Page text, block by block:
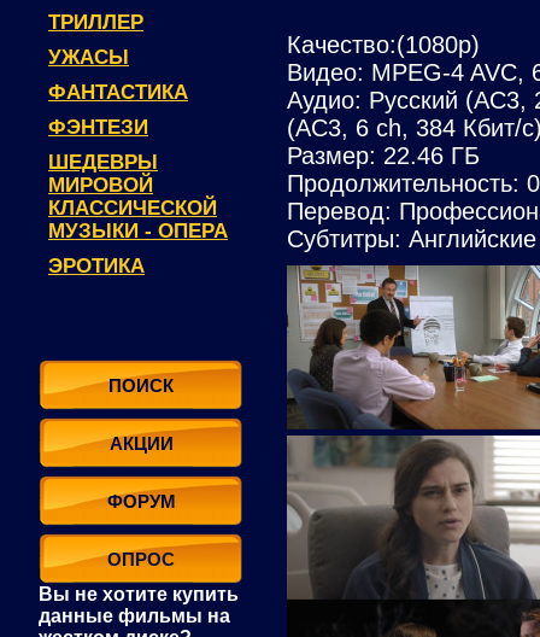
ТРИЛЛЕР
УЖАСЫ
ФАНТАСТИКА
ФЭНТЕЗИ
ШЕДЕВРЫ
МИРОВОЙ
КЛАССИЧЕСКОЙ
МУЗЫКИ - ОПЕРА
ЭРОТИКА
ПОИСК
АКЦИИ
ФОРУМ
ОПРОС
Вы не хотите купить
данные фильмы на
Качество:(1080p)
Видео: MPEG-4 AVC,
Аудио: Русский (AC3,
(AC3, 6 ch, 384 Кбит/
Размер: 22.46 ГБ
Продолжительность:
Перевод:
Субтитры: Английские